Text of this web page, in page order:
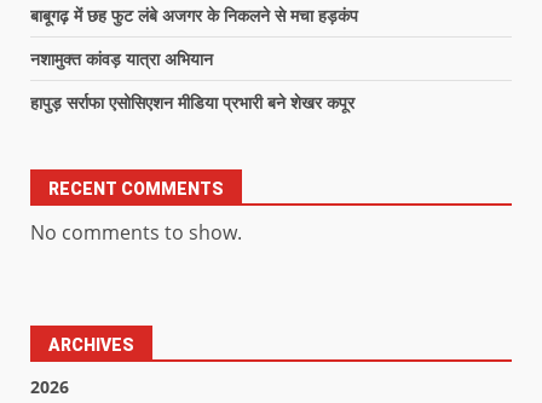
बाबूगढ़ में छह फुट लंबे अजगर के निकलने से मचा हड़कंप
नशामुक्त कांवड़ यात्रा अभियान
हापुड़ सर्राफा एसोसिएशन मीडिया प्रभारी बने शेखर कपूर
RECENT COMMENTS
No comments to show.
ARCHIVES
2026